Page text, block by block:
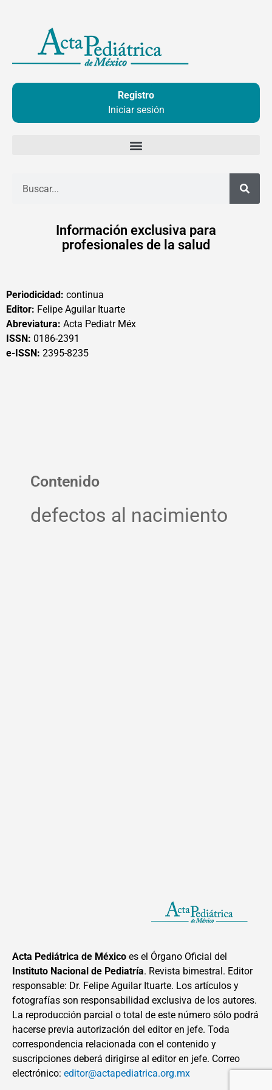
contenido
Registro
Iniciar sesión
Información exclusiva para
profesionales de la salud
Periodicidad: continua
Editor: Felipe Aguilar Ituarte
Abreviatura: Acta Pediatr Méx
ISSN: 0186-2391
e-ISSN: 2395-8235
Contenido
defectos al nacimiento
Acta Pediátrica de México es el Órgano Oficial del
Instituto Nacional de Pediatría. Revista bimestral. Editor
responsable: Dr. Felipe Aguilar Ituarte. Los artículos y
fotografías son responsabilidad exclusiva de los autores.
La reproducción parcial o total de este número sólo podrá
hacerse previa autorización del editor en jefe. Toda
correspondencia relacionada con el contenido y
suscripciones deberá dirigirse al editor en jefe. Correo
electrónico: editor@actapediatrica.org.mx